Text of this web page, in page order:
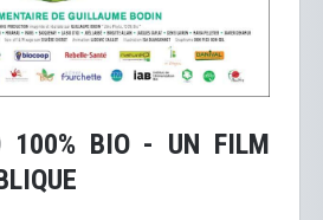
100% BIO - UN FILM